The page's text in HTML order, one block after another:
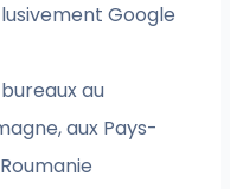
Google
au
aux Pays-